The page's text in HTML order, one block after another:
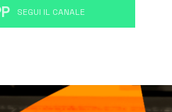
‎SEGUI IL CANALE